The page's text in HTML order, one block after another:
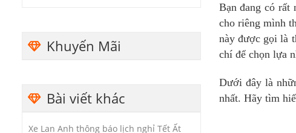
Khuyến Mãi
Bài viết khác
Xe Lan Anh thông báo lịch nghỉ Tết Ất
Bạn đang có rất
cho riêng mình
này được gọi là
chí để chọn lựa
Dưới đây là
nhất. Hãy tìm